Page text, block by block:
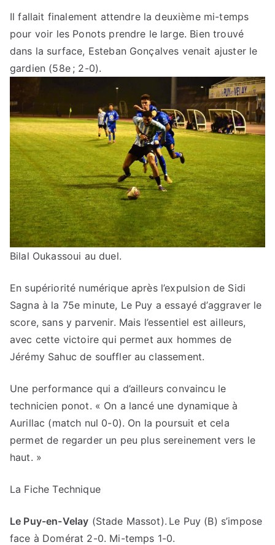
Il fallait finalement attendre la deuxième mi-temps
pour voir les Ponots prendre le large. Bien trouvé
dans la surface, Esteban Gonçalves venait ajuster le
gardien (58e ; 2-0).
Bilal Oukassoui au duel.
En supériorité numérique après l’expulsion de Sidi
Sagna à la 75e minute, Le Puy a essayé d’aggraver le
score, sans y parvenir. Mais l’essentiel est ailleurs,
avec cette victoire qui permet aux hommes de
Jérémy Sahuc de souffler au classement.
Une performance qui a d’ailleurs convaincu le
technicien ponot. « On a lancé une dynamique à
Aurillac (match nul 0-0). On la poursuit et cela
permet de regarder un peu plus sereinement vers le
haut. »
La Fiche Technique
Le Puy-en-Velay (Stade Massot). Le Puy (B) s’impose
face à Domérat 2-0. Mi-temps 1-0.